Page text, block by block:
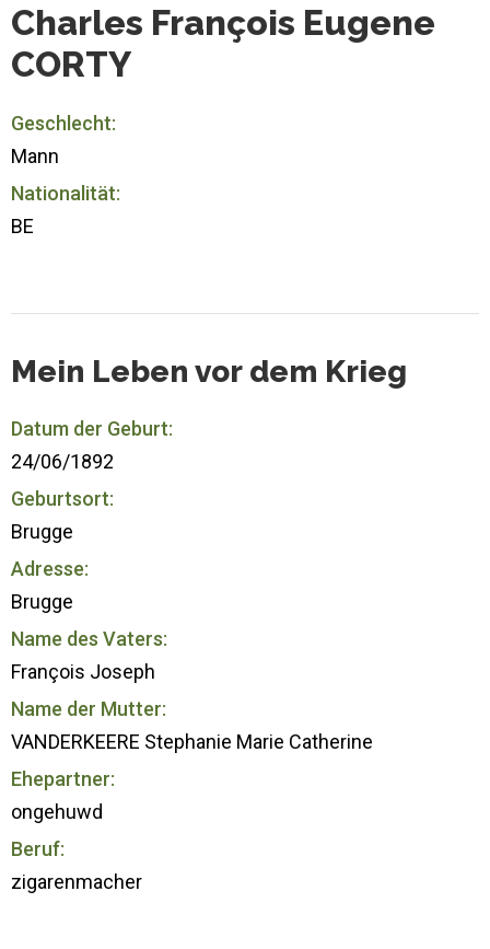
Charles François Eugene
CORTY
Geschlecht:
Mann
Nationalität:
BE
Mein Leben vor dem Krieg
Datum der Geburt:
24/06/1892
Geburtsort:
Brugge
Adresse:
Brugge
Name des Vaters:
François Joseph
Name der Mutter:
VANDERKEERE Stephanie Marie Catherine
Ehepartner:
ongehuwd
Beruf:
zigarenmacher